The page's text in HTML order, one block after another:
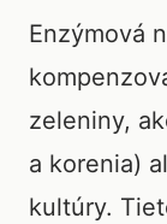
Enzýmová
zeleniny,
a korenia)
kultúry.